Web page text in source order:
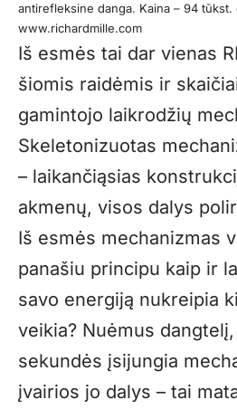
antirefleksine danga. Kaina – 94 tūkst.
www.richardmille.com
Iš esmės tai dar vienas
šiomis raidėmis ir
gamintojo laikrodžių
Skeletonizuotas
– laikančiąsias
akmenų, visos dalys
Iš esmės mechanizmas
panašiu principu kaip ir
savo energiją nukreipia
veikia? Nuėmus
sekundės įsijungia
įvairios jo dalys – tai